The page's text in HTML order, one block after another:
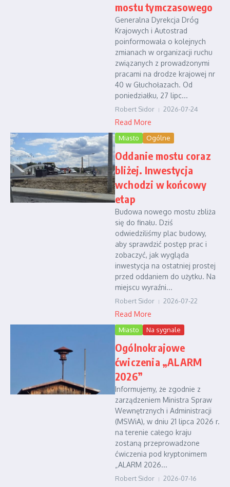
mostu tymczasowego
Generalna Dyrekcja Dróg
Krajowych i Autostrad
poinformowała o kolejnych
zmianach w organizacji ruchu
związanych z prowadzonymi
pracami na drodze krajowej nr
40 w Głuchołazach. Od
poniedziałku, 27 lipc...
Robert Sidor 2026-07-24
Read More
Miasto Ogólne
Oddanie mostu coraz
bliżej. Inwestycja
wchodzi w końcowy
etap
Budowa nowego mostu zbliża
się do finału. Dziś
odwiedziliśmy plac budowy,
aby sprawdzić postęp prac i
zobaczyć, jak wygląda
inwestycja na ostatniej prostej
przed oddaniem do użytku. Na
miejscu wyraźni...
Robert Sidor 2026-07-22
Read More
Miasto Na sygnale
Ogólnokrajowe
ćwiczenia „ALARM
2026”
Informujemy, że zgodnie z
zarządzeniem Ministra Spraw
Wewnętrznych i Administracji
(MSWiA), w dniu 21 lipca 2026 r.
na terenie całego kraju
zostaną przeprowadzone
ćwiczenia pod kryptonimem
„ALARM 2026...
Robert Sidor 2026-07-16